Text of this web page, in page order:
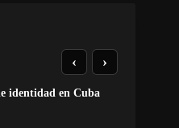
identidad en Cuba
‹ ›